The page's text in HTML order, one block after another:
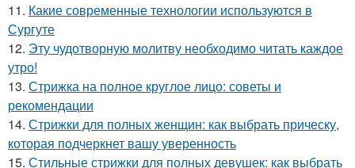
11. Какие современные технологии используются в
Сургуте
12. Эту чудотворную молитву необходимо читать каждое
утро!
13. Стрижка на полное круглое лицо: советы и
рекомендации
14. Стрижки для полных женщин: как выбрать прическу,
которая подчеркнет вашу уверенность
15. Стильные стрижки для полных девушек: как выбрать